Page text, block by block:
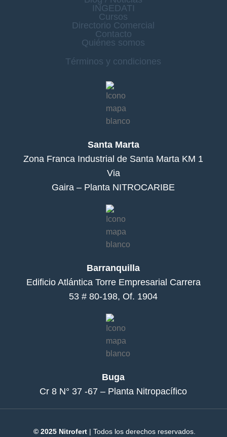
INGEDATI
Cursos
Directorio Comercial
Contacto
Quiénes somos
Términos y condiciones
Santa Marta
Zona Franca Industrial de Santa Marta KM 1
Via
Gaira – Planta NITROCARIBE
Barranquilla
Edificio Atlántica Torre Empresarial Carrera
53 # 80-198, Of. 1904
Buga
Cr 8 N° 37 -67 – Planta Nitropacífico
© 2025 Nitrofert | Todos los derechos reservados.